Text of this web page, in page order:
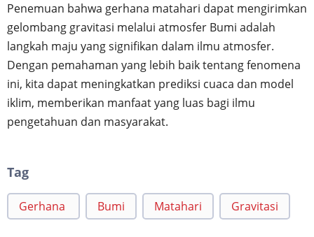
Penemuan bahwa gerhana matahari dapat mengirimkan
gelombang gravitasi melalui atmosfer Bumi adalah
langkah maju yang signifikan dalam ilmu atmosfer.
Dengan pemahaman yang lebih baik tentang fenomena
ini, kita dapat meningkatkan prediksi cuaca dan model
iklim, memberikan manfaat yang luas bagi ilmu
pengetahuan dan masyarakat.
Tag
Gerhana Bumi Matahari Gravitasi